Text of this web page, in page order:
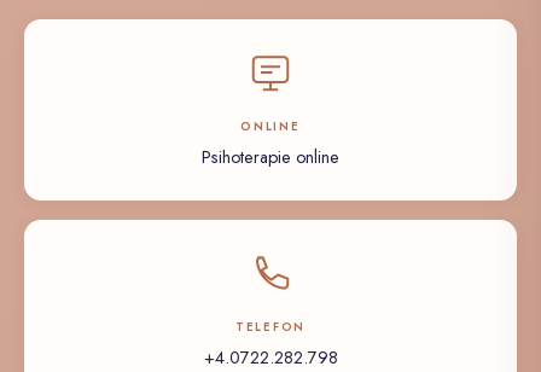
ONLINE
Psihoterapie online
TELEFON
+4.0722.282.798